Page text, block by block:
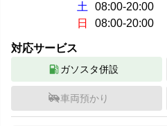
土
08:00-20:00
日
08:00-20:00
対応サービス
ガソスタ併設
車両預かり